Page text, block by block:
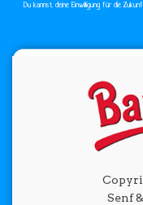
Du kannst deine Einwilligung für die
Senf